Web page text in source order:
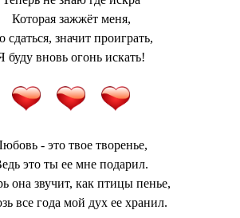
Которая зажжёт меня,
сдаться, значит проиграть,
буду вновь огонь искать!
- это твое творенье,
это ты ее мне подарил.
она звучит, как птицы пенье,
все года мой дух ее хранил.